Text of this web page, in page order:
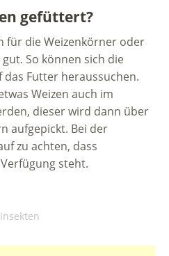
gefüttert?
für die Weizenkörner oder
So können sich die
Futter heraussuchen.
Weizen auch im
dieser wird dann über
aufgepickt. Bei der
zu achten, dass
steht.